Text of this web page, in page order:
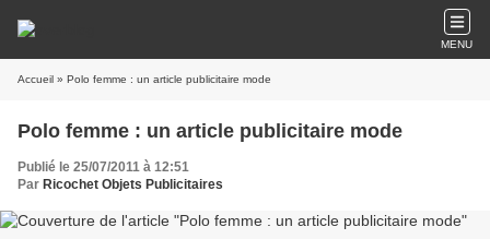
MENU
Accueil » Polo femme : un article publicitaire mode
Polo femme : un article publicitaire mode
Publié le 25/07/2011 à 12:51
Par Ricochet Objets Publicitaires